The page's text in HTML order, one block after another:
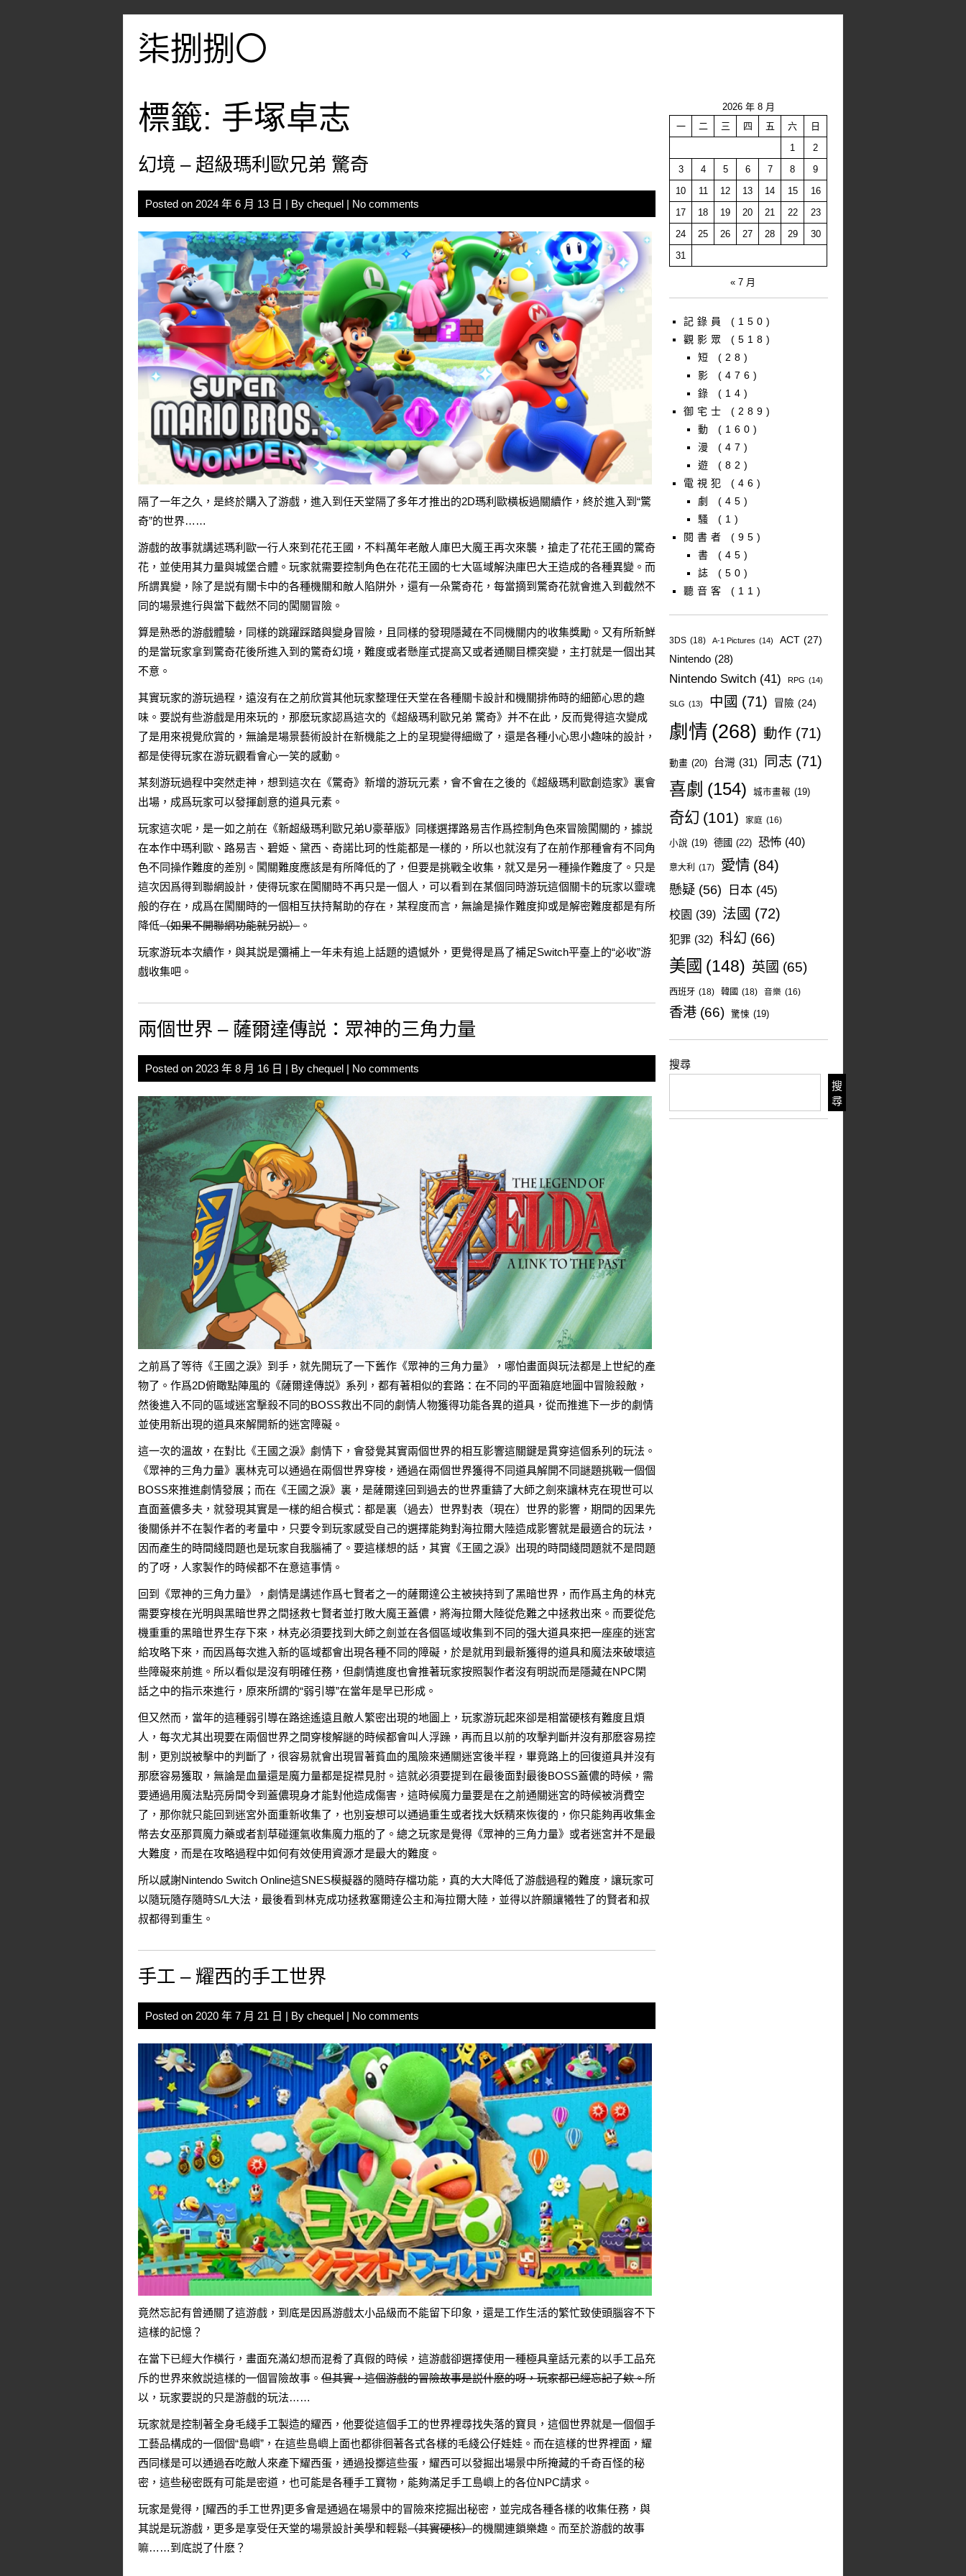
柒捌捌〇
標籤: 手塚卓志
幻境 – 超級瑪利歐兄弟 驚奇
Posted on 2024 年 6 月 13 日 | By chequel | No comments
隔了一年之久，是終於購入了游戲，進入到任天堂隔了多年才推出的2D瑪利歐橫板過關續作，終於進入到“驚
奇”的世界……
游戲的故事就講述瑪利歐一行人來到花花王國，不料萬年老敵人庫巴大魔王再次來襲，搶走了花花王國的驚奇
花，並使用其力量與城堡合體。玩家就需要控制角色在花花王國的七大區域解決庫巴大王造成的各種異變。而
所謂異變，除了是説有關卡中的各種機關和敵人陷阱外，還有一朵驚奇花，每當摘到驚奇花就會進入到截然不
同的場景進行與當下截然不同的闖關冒險。
算是熟悉的游戲體驗，同樣的跳躍踩踏與變身冒險，且同樣的發現隱藏在不同機關内的收集獎勵。又有所新鮮
的是當玩家拿到驚奇花後所進入到的驚奇幻境，難度或者懸崖式提高又或者通關目標突變，主打就是一個出其
不意。
其實玩家的游玩過程，遠沒有在之前欣賞其他玩家整理任天堂在各種關卡設計和機關排佈時的細節心思的趣
味。要説有些游戲是用來玩的，那麽玩家認爲這次的《超級瑪利歐兄弟 驚奇》并不在此，反而覺得這次變成
了是用來視覺欣賞的，無論是場景藝術設計在新機能之上的呈現變得細緻了，還是各種小心思小趣味的設計，
都是使得玩家在游玩觀看會心一笑的感動。
某刻游玩過程中突然走神，想到這次在《驚奇》新增的游玩元素，會不會在之後的《超級瑪利歐創造家》裏會
出場，成爲玩家可以發揮創意的道具元素。
玩家這次呢，是一如之前在《新超級瑪利歐兄弟U豪華版》同樣選擇路易吉作爲控制角色來冒險闖關的，據説
在本作中瑪利歐、路易吉、碧姫、黛西、奇諾比珂的性能都是一樣的，所以也就沒有了在前作那種會有不同角
色不同操作難度的差別。闖關難度應該是有所降低的了，但要是挑戰全收集，就又是另一種操作難度了。只是
這次因爲得到聯網設計，使得玩家在闖關時不再只是一個人，可以看到在某個同時游玩這個關卡的玩家以靈魂
般的存在，成爲在闖關時的一個相互扶持幫助的存在，某程度而言，無論是操作難度抑或是解密難度都是有所
降低（如果不開聯網功能就另説） 。
玩家游玩本次續作，與其説是彌補上一年未有追上話題的遺憾外，更覺得是爲了補足Switch平臺上的“必收”游
戲收集吧。
兩個世界 – 薩爾達傳説：眾神的三角力量
Posted on 2023 年 8 月 16 日 | By chequel | No comments
之前爲了等待《王國之淚》到手，就先開玩了一下舊作《眾神的三角力量》，哪怕畫面與玩法都是上世紀的產
物了。作爲2D俯瞰點陣風的《薩爾達傳説》系列，都有著相似的套路：在不同的平面箱庭地圖中冒險殺敵，
然後進入不同的區域迷宮擊殺不同的BOSS救出不同的劇情人物獲得功能各異的道具，從而推進下一步的劇情
並使用新出現的道具來解開新的迷宮障礙。
這一次的溫故，在對比《王國之淚》劇情下，會發覺其實兩個世界的相互影響這關鍵是貫穿這個系列的玩法。
《眾神的三角力量》裏林克可以通過在兩個世界穿梭，通過在兩個世界獲得不同道具解開不同謎題挑戰一個個
BOSS來推進劇情發展；而在《王國之淚》裏，是薩爾達回到過去的世界重鑄了大師之劍來讓林克在現世可以
直面蓋儂多夫，就發現其實是一樣的組合模式：都是裏（過去）世界對表（現在）世界的影響，期間的因果先
後關係并不在製作者的考量中，只要令到玩家感受自己的選擇能夠對海拉爾大陸造成影響就是最適合的玩法，
因而產生的時間綫問題也是玩家自我腦補了。要這樣想的話，其實《王國之淚》出現的時間綫問題就不是問題
的了呀，人家製作的時候都不在意這事情。
回到《眾神的三角力量》，劇情是講述作爲七賢者之一的薩爾達公主被挾持到了黑暗世界，而作爲主角的林克
需要穿梭在光明與黑暗世界之間拯救七賢者並打敗大魔王蓋儂，將海拉爾大陸從危難之中拯救出來。而要從危
機重重的黑暗世界生存下來，林克必須要找到大師之劍並在各個區域收集到不同的强大道具來把一座座的迷宮
給攻略下來，而因爲每次進入新的區域都會出現各種不同的障礙，於是就用到最新獲得的道具和魔法來破壞這
些障礙來前進。所以看似是沒有明確任務，但劇情進度也會推著玩家按照製作者沒有明説而是隱藏在NPC閑
話之中的指示來進行，原來所謂的“弱引導”在當年是早已形成。
但又然而，當年的這種弱引導在路途遙遠且敵人繁密出現的地圖上，玩家游玩起來卻是相當硬核有難度且煩
人，每次尤其出現要在兩個世界之間穿梭解謎的時候都會叫人浮躁，再而且以前的攻擊判斷并沒有那麽容易控
制，更別説被擊中的判斷了，很容易就會出現冒著貧血的風險來通關迷宮後半程，畢竟路上的回復道具并沒有
那麽容易獲取，無論是血量還是魔力量都是捉襟見肘。這就必須要提到在最後面對最後BOSS蓋儂的時候，需
要通過用魔法點亮房間令到蓋儂現身才能對他造成傷害，這時候魔力量要是在之前通關迷宮的時候被消費空
了，那你就只能回到迷宮外面重新收集了，也別妄想可以通過重生或者找大妖精來恢復的，你只能夠再收集金
幣去女巫那買魔力藥或者割草碰運氣收集魔力瓶的了。總之玩家是覺得《眾神的三角力量》或者迷宮并不是最
大難度，而是在攻略過程中如何有效使用資源才是最大的難度。
所以感謝Nintendo Switch Online這SNES模擬器的隨時存檔功能，真的大大降低了游戲過程的難度，讓玩家可
以隨玩隨存隨時S/L大法，最後看到林克成功拯救塞爾達公主和海拉爾大陸，並得以許願讓犧牲了的賢者和叔
叔都得到重生。
手工 – 耀西的手工世界
Posted on 2020 年 7 月 21 日 | By chequel | No comments
竟然忘記有曾通關了這游戲，到底是因爲游戲太小品級而不能留下印象，還是工作生活的繁忙致使頭腦容不下
這樣的記憶？
在當下已經大作橫行，畫面充滿幻想而混肴了真假的時候，這游戲卻選擇使用一種極具童話元素的以手工品充
斥的世界來敘説這樣的一個冒險故事。 但其實，這個游戲的冒險故事是説什麽的呀，玩家都已經忘記了欸。所
以，玩家要説的只是游戲的玩法……
玩家就是控制著全身毛綫手工製造的耀西，他要從這個手工的世界裡尋找失落的寶貝，這個世界就是一個個手
工藝品構成的一個個“島嶼”，在這些島嶼上面也都徘徊著各式各樣的毛綫公仔娃娃。而在這樣的世界裡面，耀
西同樣是可以通過吞吃敵人來產下耀西蛋，通過投擲這些蛋，耀西可以發掘出場景中所掩藏的千奇百怪的秘
密，這些秘密既有可能是密道，也可能是各種手工寶物，能夠滿足手工島嶼上的各位NPC請求。
玩家是覺得，[耀西的手工世界]更多會是通過在場景中的冒險來挖掘出秘密，並完成各種各樣的收集任務，與
其説是玩游戲，更多是享受任天堂的場景設計美學和輕鬆（其實硬核）的機關連鎖樂趣。而至於游戲的故事
嘛……到底説了什麽？
2026 年 8 月
一
二 三 四 五 六
日
1
2
3
4 5 6 7 8
9
10
11 12 13 14 15
16
17
18 19 20 21 22
23
24
25 26 27 28 29
30
31
« 7 月
記錄員
(150)
觀影眾
(518)
短
(28)
影
(476)
錄
(14)
御宅士
(289)
動
(160)
漫
(47)
遊
(82)
電視犯
(46)
劇
(45)
騷
(1)
閱書者
(95)
書
(45)
誌
(50)
聽音客
(11)
3DS (18) A-1 Pictures (14) ACT (27)
Nintendo (28)
Nintendo Switch (41) RPG (14)
SLG (13) 中國 (71) 冒險 (24)
劇情 (268) 動作 (71)
動畫 (20) 台灣 (31) 同志 (71)
喜劇 (154) 城市畫報 (19)
奇幻 (101) 家庭 (16)
小說 (19) 德國 (22) 恐怖 (40)
意大利 (17) 愛情 (84)
懸疑 (56) 日本 (45)
校園 (39) 法國 (72)
犯罪 (32) 科幻 (66)
美國 (148) 英國 (65)
西班牙 (18) 韓國 (18) 音樂 (16)
香港 (66) 驚悚 (19)
搜尋
搜
尋